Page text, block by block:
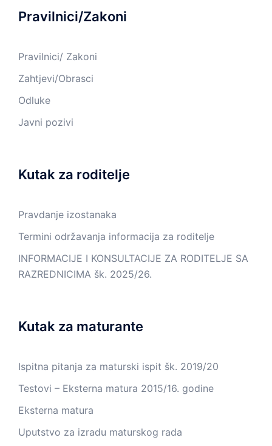
Pravilnici/Zakoni
Pravilnici/ Zakoni
Zahtjevi/Obrasci
Odluke
Javni pozivi
Kutak za roditelje
Pravdanje izostanaka
Termini održavanja informacija za roditelje
INFORMACIJE I KONSULTACIJE ZA RODITELJE SA
RAZREDNICIMA šk. 2025/26.
Kutak za maturante
Ispitna pitanja za maturski ispit šk. 2019/20
Testovi – Eksterna matura 2015/16. godine
Eksterna matura
Uputstvo za izradu maturskog rada